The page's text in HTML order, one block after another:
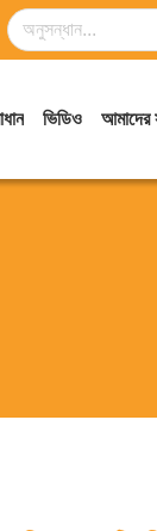
ভিডিও আমাদের